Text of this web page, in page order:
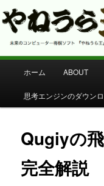
やねうら王
コンピューター将棋 や
メ
メ
イ
ン
ホーム ABOUT
思考エンジンのダウン
Qugiyの
完全解説